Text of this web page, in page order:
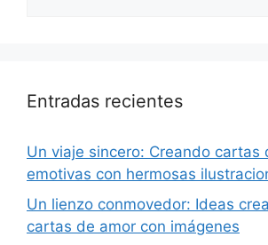
Entradas recientes
Un viaje sincero: Creando cartas
emotivas con hermosas
Un lienzo conmovedor: Ideas
cartas de amor con imágenes